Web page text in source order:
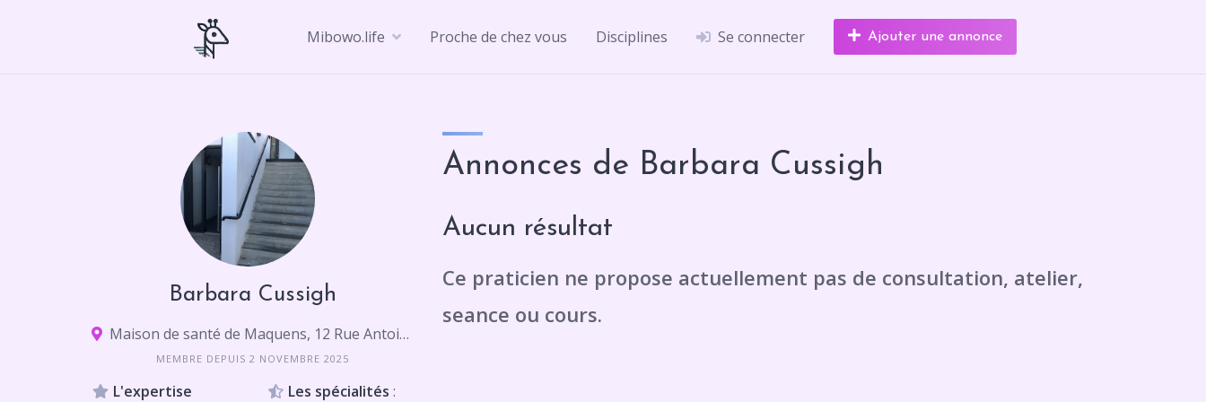
Mibowo.life Proche de chez vous Disciplines Se connecter Ajouter une annonce
Barbara Cussigh
Maison de santé de Maquens, 12 Rue Antoine Watteau, 11000 Carcassonne
MEMBRE DEPUIS 2 NOVEMBRE 2025
L'expertise Les spécialités :
Annonces de Barbara Cussigh
Aucun résultat